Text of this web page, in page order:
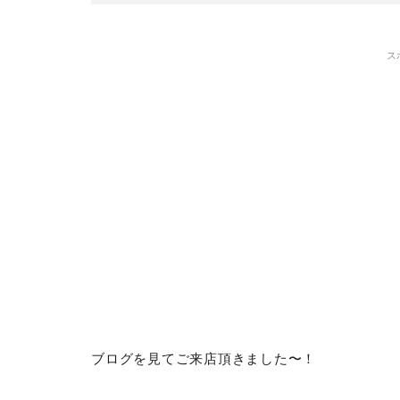
ス
ブログを見てご来店頂きました〜！